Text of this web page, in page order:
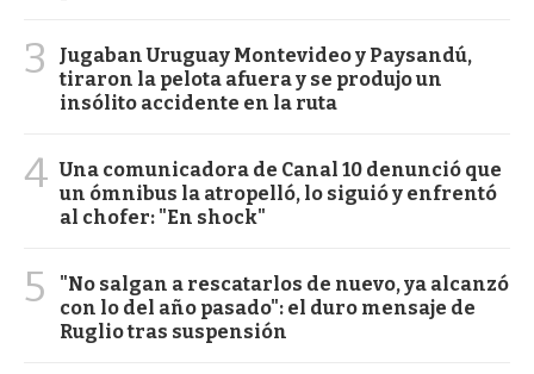
3
Jugaban Uruguay Montevideo y Paysandú,
tiraron la pelota afuera y se produjo un
insólito accidente en la ruta
4 Una comunicadora de Canal 10 denunció que
un ómnibus la atropelló, lo siguió y enfrentó
al chofer: "En shock"
5
"No salgan a rescatarlos de nuevo, ya alcanzó
con lo del año pasado": el duro mensaje de
Ruglio tras suspensión